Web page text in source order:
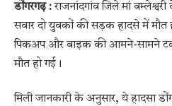
डोंगरगढ़:राजनांदगांव जिले मां
सवार दो युवकों की सड़क हादसे में मौत
पिकअप और बाइक की आमने-सामने
मौत हो गई।
मिली जानकारी के अनुसार, ये हादसा